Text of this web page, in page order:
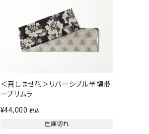
＜召しませ花＞リバーシブル半幅帯
ープリムラ
¥44,000 税込
在庫切れ